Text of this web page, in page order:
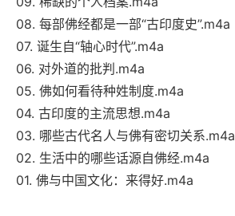
08. 每部佛经都是一部“古印度史”.m4a
07. 诞生自“轴心时代”.m4a
06. 对外道的批判.m4a
05. 佛如何看待种姓制度.m4a
04. 古印度的主流思想.m4a
03. 哪些古代名人与佛有密切关系.m4a
02. 生活中的哪些话源自佛经.m4a
01. 佛与中国文化：来得好.m4a